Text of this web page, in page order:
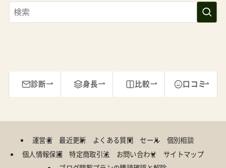
リ
ー
診断 身長 比較 口コミ
運営者 最近更新 よくある質問 セール
個別相談
個人情報保護
特定商取引法 お問い合わせ
サイトマップ